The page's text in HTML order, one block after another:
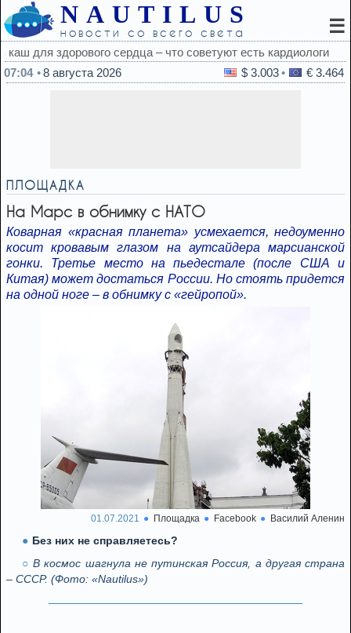
NAUTILUS
новости со всего света ☰
есть кардиологи
07:04
8 августа 2026 $ 3.003 € 3.464
ПЛОЩАДКА
На Марс в обнимку с НАТО
Коварная «красная планета» усмехается, недоуменно
косит кровавым глазом на аутсайдера марсианской
гонки. Третье место на пьедестале (после США и
Китая) может достаться России. Но стоять придется
на одной ноге – в обнимку с «гейропой».
01.07.2021 Площадка Facebook Василий Аленин
Без них не справляетесь?
В космос шагнула не путинская Россия, а другая страна
– СССР. (Фото: «Nautilus»)